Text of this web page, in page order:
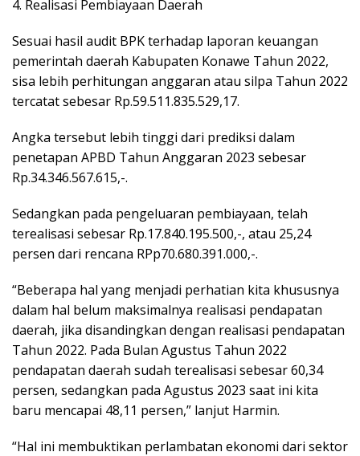
4. Realisasi Pembiayaan Daerah
Sesuai hasil audit BPK terhadap laporan keuangan
pemerintah daerah Kabupaten Konawe Tahun 2022,
sisa lebih perhitungan anggaran atau silpa Tahun 2022
tercatat sebesar Rp.59.511.835.529,17.
Angka tersebut lebih tinggi dari prediksi dalam
penetapan APBD Tahun Anggaran 2023 sebesar
Rp.34.346.567.615,-.
Sedangkan pada pengeluaran pembiayaan, telah
terealisasi sebesar Rp.17.840.195.500,-, atau 25,24
persen dari rencana RPp70.680.391.000,-.
“Beberapa hal yang menjadi perhatian kita khususnya
dalam hal belum maksimalnya realisasi pendapatan
daerah, jika disandingkan dengan realisasi pendapatan
Tahun 2022. Pada Bulan Agustus Tahun 2022
pendapatan daerah sudah terealisasi sebesar 60,34
persen, sedangkan pada Agustus 2023 saat ini kita
baru mencapai 48,11 persen,” lanjut Harmin.
“Hal ini membuktikan perlambatan ekonomi dari sektor